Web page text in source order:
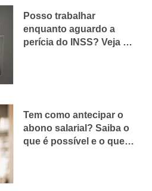
Posso trabalhar
enquanto aguardo a
perícia do INSS? Veja os
Tem como antecipar o
abono salarial? Saiba o
que é possível e o que